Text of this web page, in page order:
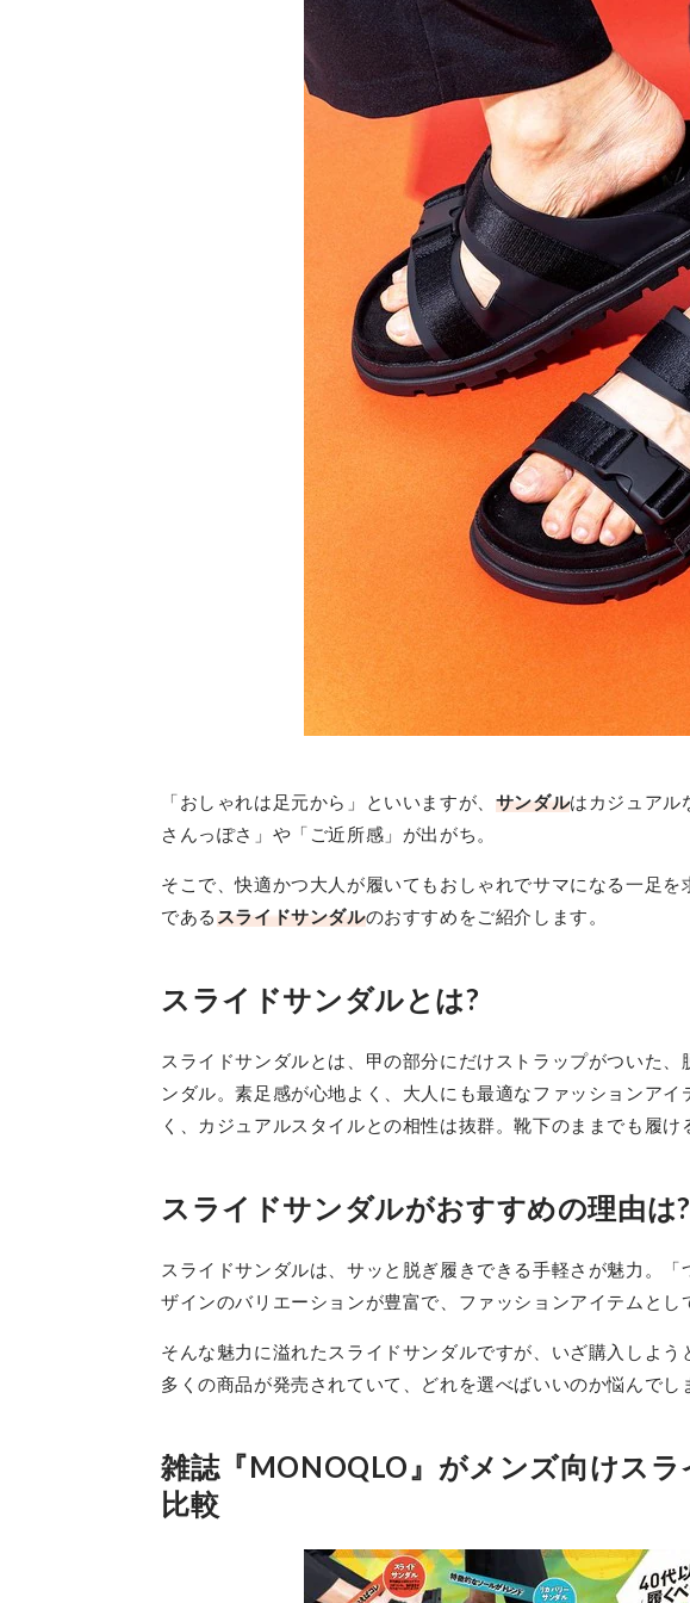
「おしゃれは足元から」といいますが、 サンダルはカジュアル
さんっぽさ」や「ご近所感」が出がち。
そこで、快適かつ大人が履いてもおしゃれでサマになる一足
であるスライドサンダルのおすすめをご紹介します。
スライドサンダルとは?
スライドサンダルとは、甲の部分にだけストラップがついた
ンダル。素足感が心地よく、大人にも最適なファッションア
く、カジュアルスタイルとの相性は抜群。靴下のままでも履け
スライドサンダルがおすすめの理由は?
スライドサンダルは、サッと脱ぎ履きできる手軽さが魅力。
ザインのバリエーションが豊富で、ファッションアイテムとし
そんな魅力に溢れたスライドサンダルですが、いざ購入しよ
多くの商品が発売されていて、どれを選べばいいのか悩んでし
雑誌『MONOQLO』がメンズ向けス
比較